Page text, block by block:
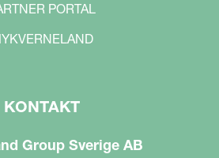
PORTAL
KONTAKT
Group Sverige AB